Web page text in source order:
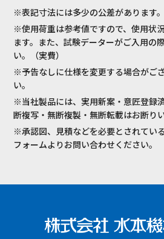
※表記寸法には多少の公差があります
※使用荷重は参考値ですので、使用状
ます。また、試験データーがご入用の
い。（実費）
※予告なしに仕様を変更する場合がご
い。
※当社製品には、実用新案・意匠登録
断複写・無断複製・無断転載はお断りい
※承認図、見積などを必要とされてい
フォームよりお問い合わせください。